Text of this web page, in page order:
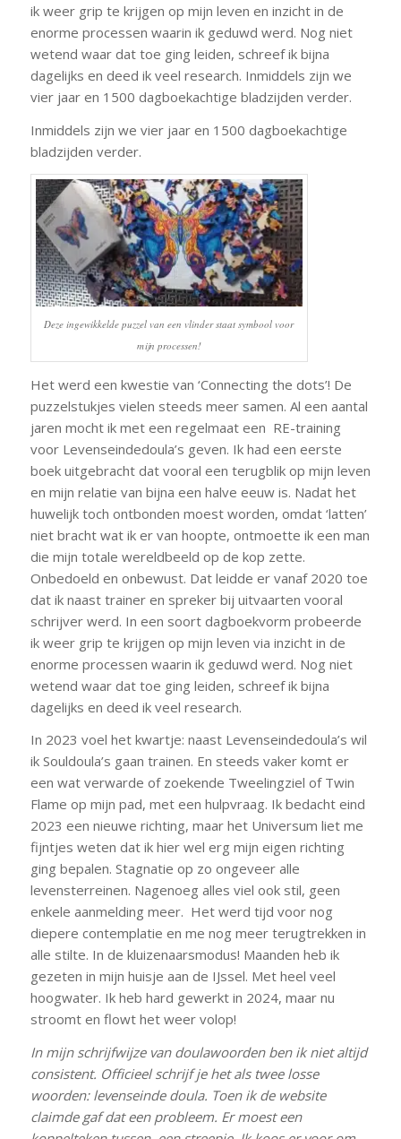
ik weer grip te krijgen op mijn leven en inzicht in de
enorme processen waarin ik geduwd werd. Nog niet
wetend waar dat toe ging leiden, schreef ik bijna
dagelijks en deed ik veel research. Inmiddels zijn we
vier jaar en 1500 dagboekachtige bladzijden verder.
Inmiddels zijn we vier jaar en 1500 dagboekachtige
bladzijden verder.
Deze ingewikkelde puzzel van een vlinder staat symbool voor
mijn processen!
Het werd een kwestie van ‘Connecting the dots’! De
puzzelstukjes vielen steeds meer samen. Al een aantal
jaren mocht ik met een regelmaat een RE-training
voor Levenseindedoula’s geven. Ik had een eerste
boek uitgebracht dat vooral een terugblik op mijn leven
en mijn relatie van bijna een halve eeuw is. Nadat het
huwelijk toch ontbonden moest worden, omdat ‘latten’
niet bracht wat ik er van hoopte, ontmoette ik een man
die mijn totale wereldbeeld op de kop zette.
Onbedoeld en onbewust. Dat leidde er vanaf 2020 toe
dat ik naast trainer en spreker bij uitvaarten vooral
schrijver werd. In een soort dagboekvorm probeerde
ik weer grip te krijgen op mijn leven via inzicht in de
enorme processen waarin ik geduwd werd. Nog niet
wetend waar dat toe ging leiden, schreef ik bijna
dagelijks en deed ik veel research.
In 2023 voel het kwartje: naast Levenseindedoula’s wil
ik Souldoula’s gaan trainen. En steeds vaker komt er
een wat verwarde of zoekende Tweelingziel of Twin
Flame op mijn pad, met een hulpvraag. Ik bedacht eind
2023 een nieuwe richting, maar het Universum liet me
fijntjes weten dat ik hier wel erg mijn eigen richting
ging bepalen. Stagnatie op zo ongeveer alle
levensterreinen. Nagenoeg alles viel ook stil, geen
enkele aanmelding meer. Het werd tijd voor nog
diepere contemplatie en me nog meer terugtrekken in
alle stilte. In de kluizenaarsmodus! Maanden heb ik
gezeten in mijn huisje aan de IJssel. Met heel veel
hoogwater. Ik heb hard gewerkt in 2024, maar nu
stroomt en flowt het weer volop!
In mijn schrijfwijze van doulawoorden ben ik niet altijd
consistent. Officieel schrijf je het als twee losse
woorden: levenseinde doula. Toen ik de website
claimde gaf dat een probleem. Er moest een